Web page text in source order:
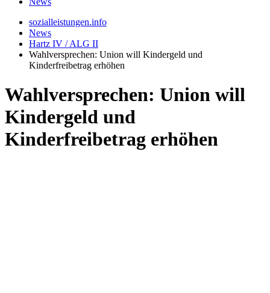
sozialleistungen.info
News
Hartz IV / ALG II
Wahlversprechen: Union will Kindergeld und
Kinderfreibetrag erhöhen
Wahlversprechen: Union will
Kindergeld und
Kinderfreibetrag erhöhen